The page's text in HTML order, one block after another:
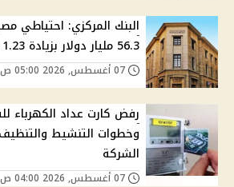
البنك المركزي: احتياطي
56.3 مليار دولار بزيادة 1.23 مليار في يوليو
رفض كارت عداد الكهرباء
وخطوات التنشيط
الشركة